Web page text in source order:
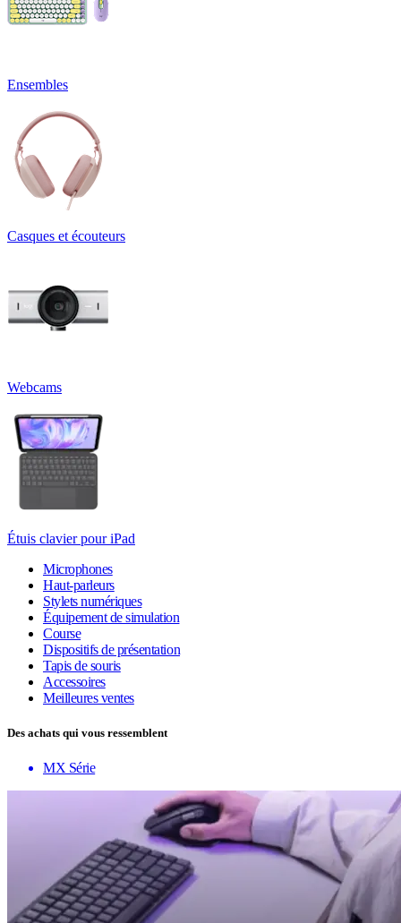
Ensembles
Casques et écouteurs
Webcams
Étuis clavier pour iPad
Microphones
Haut-parleurs
Stylets numériques
Équipement de simulation
Course
Dispositifs de présentation
Tapis de souris
Accessoires
Meilleures ventes
Des achats qui vous ressemblent
MX Série